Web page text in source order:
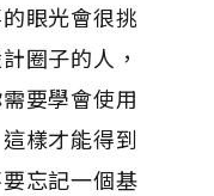
眼光會很挑
圈子的人，
要學會使用
樣才能得到
忘記一個基